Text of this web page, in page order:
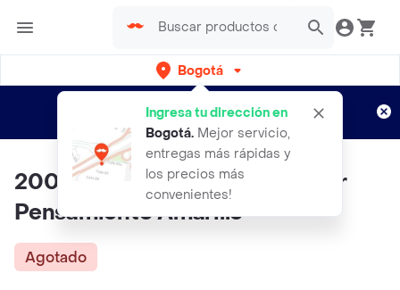
Bogotá
Ingresa tu dirección en
Bogotá. Mejor servicio,
entregas más rápidas y
los precios más
convenientes!
envíos gratis por semanas
Aplican TyC
200 Semillas Orgánicas De Flor
Pensamiento Amarillo
Agotado